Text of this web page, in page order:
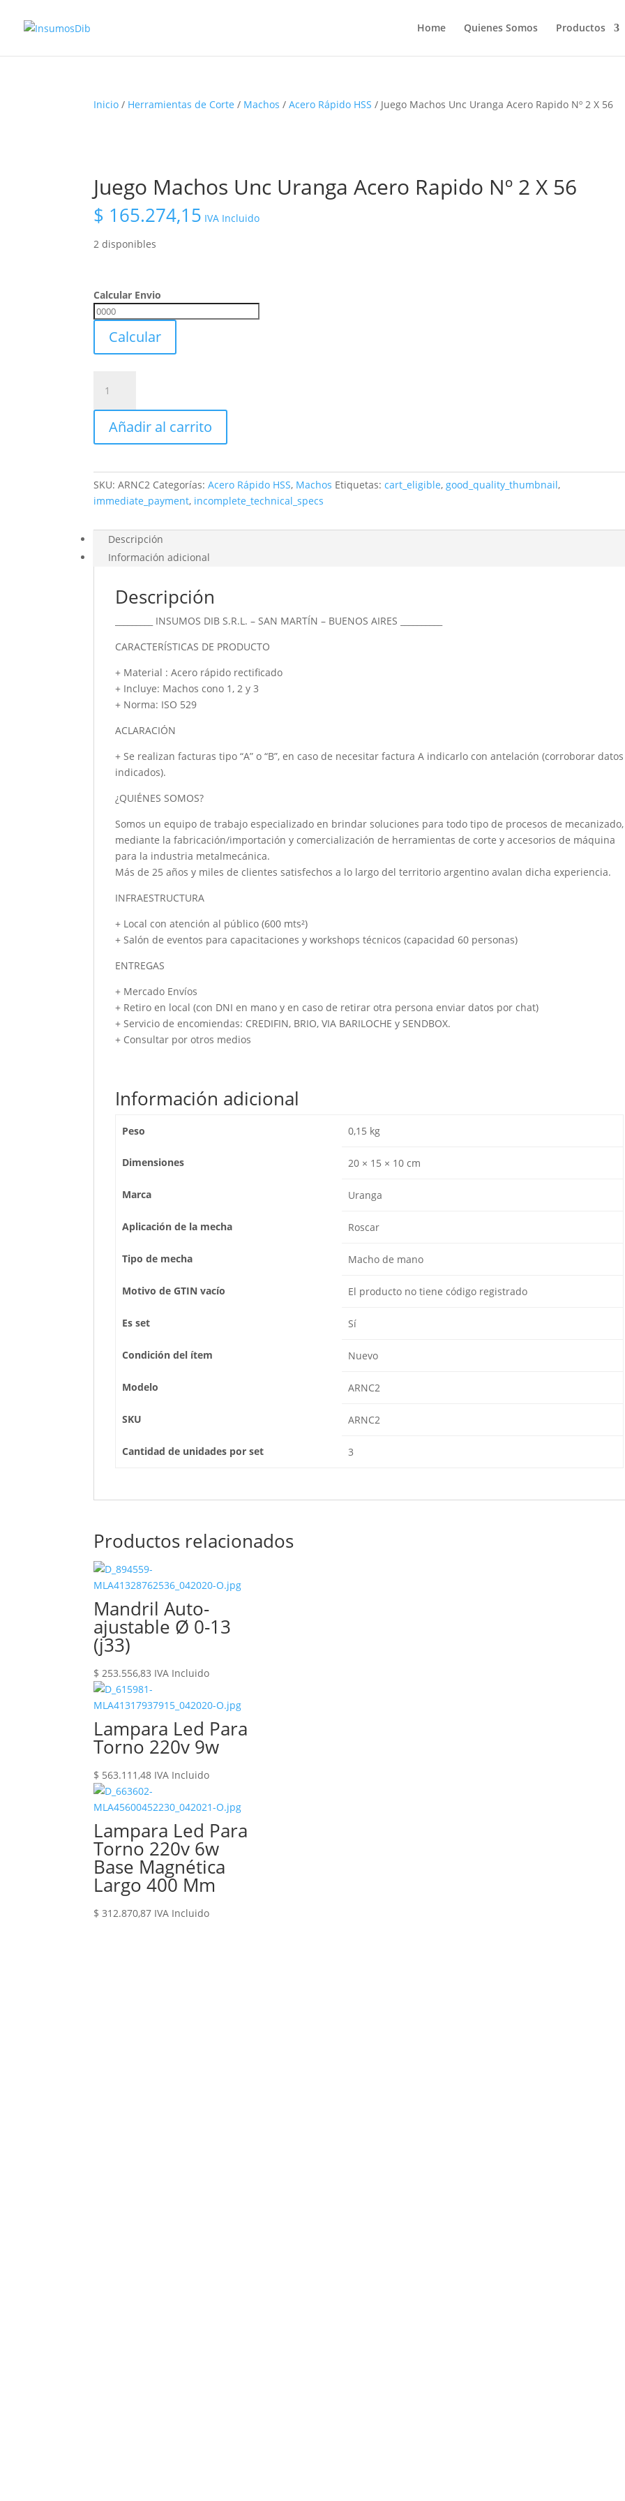
Home Quienes Somos Productos
Inicio / Herramientas de Corte / Machos /Acero Rápido HSS / Juego Machos Unc Uranga Acero Rapido Nº 2 X 56
Juego Machos Unc Uranga Acero Rapido Nº 2 X 56
$ 165.274,15 IVA Incluido
2 disponibles
Calcular Envio
Calcular
Envio
Calcular
Machos
Unc
Uranga
Acero
Nº
2
X
cantidad
Añadir al carrito
SKU:ARNC2 Categorías:Acero Rápido HSS, Machos Etiquetas:cart_eligible,good_quality_thumbnail,
immediate_payment, incomplete_technical_specs
Descripción
Información adicional
Descripción
_________ INSUMOS DIB S.R.L. – SAN MARTÍN – BUENOS AIRES __________
CARACTERÍSTICAS DE PRODUCTO
+ Material : Acero rápido rectificado
+ Incluye: Machos cono 1, 2 y 3
+ Norma: ISO 529
ACLARACIÓN
+ Se realizan facturas tipo “A” o “B”, en caso de necesitar factura A indicarlo con antelación (corroborar datos
indicados).
¿QUIÉNES SOMOS?
Somos un equipo de trabajo especializado en brindar soluciones para todo tipo de procesos de mecanizado,
mediante la fabricación/importación y comercialización de herramientas de corte y accesorios de máquina
para la industria metalmecánica.
Más de 25 años y miles de clientes satisfechos a lo largo del territorio argentino avalan dicha experiencia.
INFRAESTRUCTURA
+ Local con atención al público (600 mts²)
+ Salón de eventos para capacitaciones y workshops técnicos (capacidad 60 personas)
ENTREGAS
+ Mercado Envíos
+ Retiro en local (con DNI en mano y en caso de retirar otra persona enviar datos por chat)
+ Servicio de encomiendas: CREDIFIN, BRIO, VIA BARILOCHE y SENDBOX.
+ Consultar por otros medios
Información adicional
Peso 0,15 kg
Dimensiones 20 × 15 × 10 cm
Marca Uranga
Aplicación de la mecha Roscar
Tipo de mecha Macho de mano
Motivo de GTIN vacío El producto no tiene código registrado
Es set Sí
Condición del ítem Nuevo
Modelo ARNC2
SKU ARNC2
Cantidad de unidades por set 3
Productos relacionados
Mandril Auto-
ajustable Ø 0-13
(j33)
$ 253.556,83 IVA Incluido
Lampara Led Para
Torno 220v 9w
$ 563.111,48 IVA Incluido
Lampara Led Para
Torno 220v 6w
Base Magnética
Largo 400 Mm
$ 312.870,87 IVA Incluido